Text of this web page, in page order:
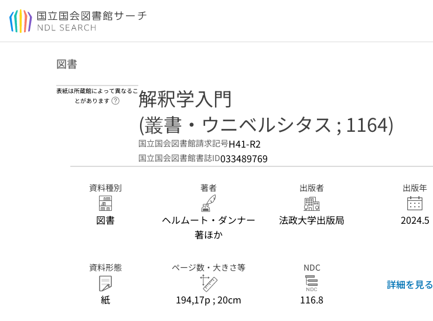
本文へ移動
図書
表紙は所蔵館によって異なるこ
とがあります
ヘルプページへのリンク
解釈学入門
(叢書・ウニベルシタス ; 1164)
国立国会図書館請求記号H41-R2
国立国会図書館書誌ID033489769
資料種別
図書
著者
ヘルムート・ダンナー
著ほか
出版者
法政大学出版局
出版年
2024.5
資料形態
紙
ページ数・大きさ等
194,17p ; 20cm
NDC
116.8
詳細を見る